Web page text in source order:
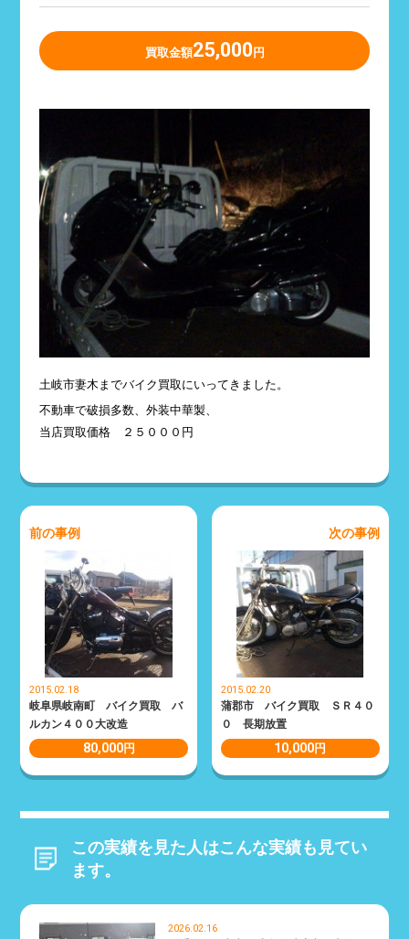
買取金額25,000 円
土岐市妻木までバイク買取にいってきました。
不動車で破損多数、外装中華製、
当店買取価格 ２５０００円
前の事例
2015.02.18
岐阜県岐南町 バイク買取 バ
ルカン４００大改造
80,000円
次の事例
2015.02.20
蒲郡市 バイク買取 ＳＲ４０
０ 長期放置
10,000円
この実績を見た人はこんな実績も見てい
ます。
2026.02.16